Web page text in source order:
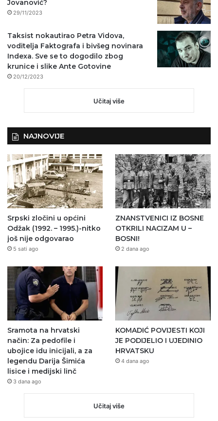
Jovanović?
29/11/2023
Taksist nokautirao Petra Vidova,
voditelja Faktografa i bivšeg novinara
Indexa. Sve se to dogodilo zbog
krunice i slike Ante Gotovine
20/12/2023
Učitaj više
NAJNOVIJE
Srpski zločini u općini
Odžak (1992. – 1995.)-nitko
još nije odgovarao
5 sati ago
ZNANSTVENICI IZ BOSNE
OTKRILI NACIZAM U –
BOSNI!
2 dana ago
Sramota na hrvatski
način: Za pedofile i
ubojice idu inicijali, a za
legendu Darija Šimića
lisice i medijski linč
3 dana ago
KOMADIĆ POVIJESTI KOJI
JE PODIJELIO I UJEDINIO
HRVATSKU
4 dana ago
Učitaj više